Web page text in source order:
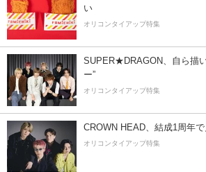
い
オリコンタイアップ特集
SUPER★DRAGON、自ら描
ー”
オリコンタイアップ特集
CROWN HEAD、結成1周年
オリコンタイアップ特集